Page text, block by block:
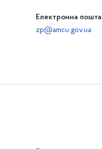
Електронна пошта
zp@amcu.gov.ua